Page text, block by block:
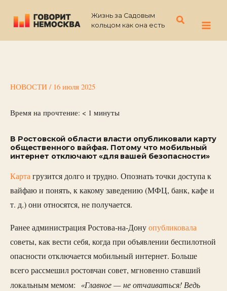
содержимому
Жизнь за Садовым
кольцом как она есть
Поиск
НОВОСТИ / 16 июля 2025
Время на прочтение: < 1 минуты
В Ростовской области власти опубликовали карту
общественного вайфая. Потому что мобильный
интернет отключают «для вашей безопасности»
Картагрузится долго и трудно. Опознать точки доступа к
вайфаю и понять, к какому заведению (МФЦ, банк, кафе и
т. д.) они относятся, не получается.
Ранее администрация Ростова-на-Донуопубликовала
советы, как вести себя, когда при объявлении беспилотной
опасности отключается мобильный интернет. Больше
всего рассмешил ростовчан совет, мгновенно ставший
локальным мемом: «Главное — не отчаиваться! Ведь